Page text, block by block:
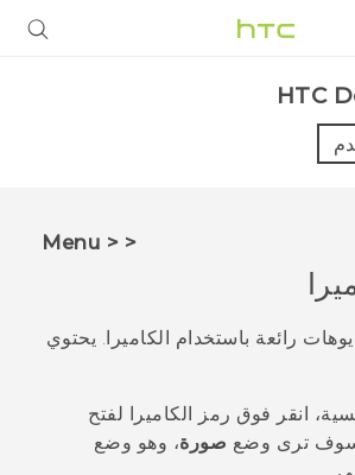
HTC
< < Menu
رائعة باستخدام الكاميرا. يحتوي
، انقر فوق رمز الكاميرا لفتح
ترى وضع صورة، وهو وضع